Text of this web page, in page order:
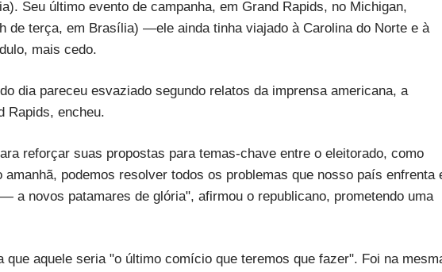
Seu último evento de campanha, em Grand Rapids, no Michigan,
de terça, em Brasília) —ele ainda tinha viajado à Carolina do Norte e à
mais cedo.
dia pareceu esvaziado segundo relatos da imprensa americana, a
Rapids, encheu.
reforçar suas propostas para temas-chave entre o eleitorado, como
podemos resolver todos os problemas que nosso país enfrenta
a novos patamares de glória", afirmou o republicano, prometendo uma
que aquele seria "o último comício que teremos que fazer". Foi na